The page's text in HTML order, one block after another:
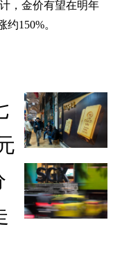
，金价有望在明年
约150%。